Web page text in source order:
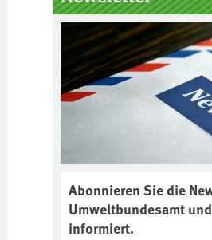
Boden des
was passiert
eines solchen
dazu gibt es
„Soilcast“.
https://
2-interview-
Abonnieren Sie die
Umweltbundesamt
informiert.